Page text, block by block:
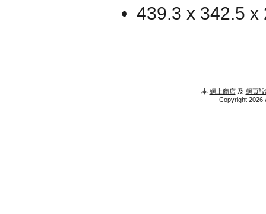
439.3 x 342.5 x
本 網上商店 及 網頁
Copyright 2026